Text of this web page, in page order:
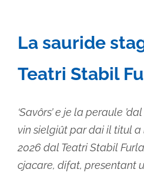
data.
La sauride
Teatri Stabil
‘Savôrs’ e je la peraule
vin sielgiût par dai il titul
2026 dal Teatri Stabil
cjacare, difat, presentant